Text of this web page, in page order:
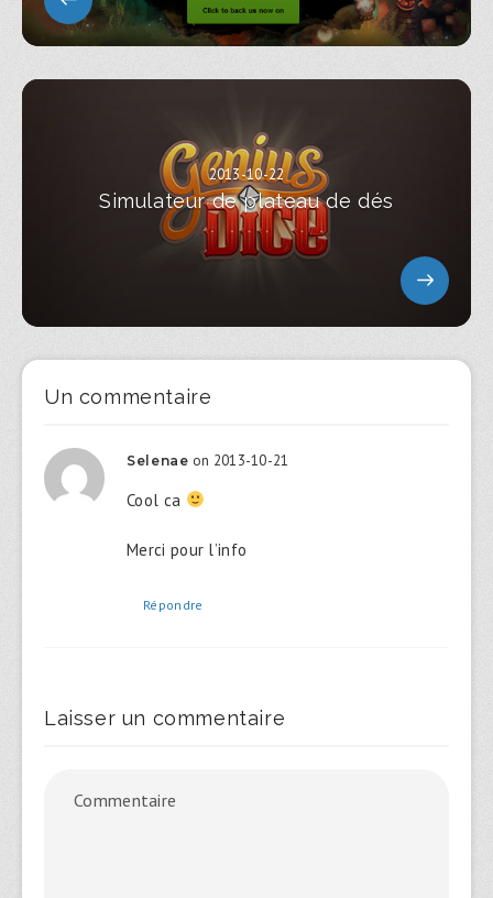
2013-10-22
Simulateur de plateau de dés
Un commentaire
Selenae on 2013-10-21
Cool ca
Merci pour l’info
Répondre
Laisser un commentaire